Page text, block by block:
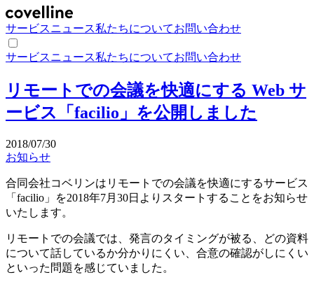
サービスニュース私たちについてお問い合わせ
サービスニュース私たちについてお問い合わせ
リモートでの会議を快適にする Web サ
ービス「facilio」を公開しました
2018/07/30
お知らせ
合同会社コベリンはリモートでの会議を快適にするサービス
「facilio」を2018年7月30日よりスタートすることをお知らせ
いたします。
リモートでの会議では、発言のタイミングが被る、どの資料
について話しているか分かりにくい、合意の確認がしにくい
といった問題を感じていました。